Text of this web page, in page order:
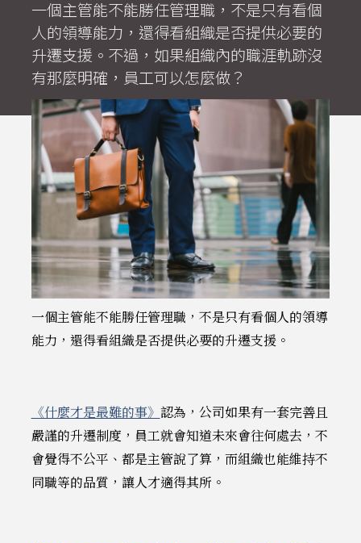
一個主管能不能勝任管理職，不是只有看個
人的領導能力，還得看組織是否提供必要的
升遷支援。不過，如果組織內的職涯軌跡沒
有那麼明確，員工可以怎麼做？
一個主管能不能勝任管理職，不是只有看個人的領導
能力，還得看組織是否提供必要的升遷支援。
《什麼才是最難的事》 認為，公司如果有一套完善且
嚴謹的升遷制度，員工就會知道未來會往何處去，不
會覺得不公平、都是主管說了算，而組織也能維持不
同職等的品質，讓人才適得其所。